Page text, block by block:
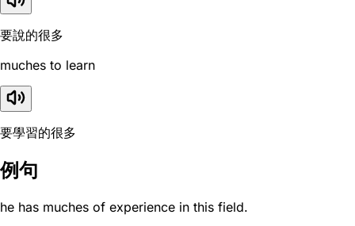
要說的很多
muches to learn
要學習的很多
例句
he has muches of experience in this field.